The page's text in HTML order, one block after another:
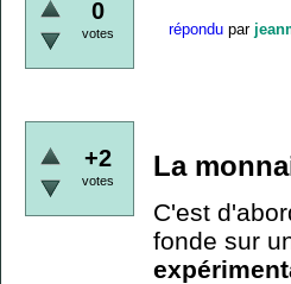
0
votes répondu par
+2
votes La
C'est
fonde sur